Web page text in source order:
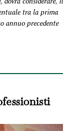
tra la prima
annuo precedente